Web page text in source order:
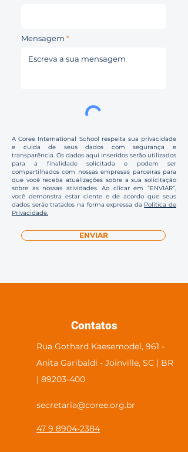
Mensagem
A Coree International School respeita sua privacidade
e cuida de seus dados com segurança e
transparência. Os dados aqui inseridos serão utilizados
para a finalidade solicitada e podem ser
compartilhados com nossas empresas parceiras para
que você receba atualizações sobre a sua solicitação
sobre as nossas atividades. Ao clicar em “ENVIAR”,
você demonstra estar ciente e de acordo que seus
dados serão tratados na forma expressa da Política de
Privacidade.
ENVIAR
Contatos
Rua Gothard Kaesemodel, 961 -
Anita Garibaldi - Joinville, SC | BR
| 89203-400
secretaria@coree.org.br
47 9 8904-2384